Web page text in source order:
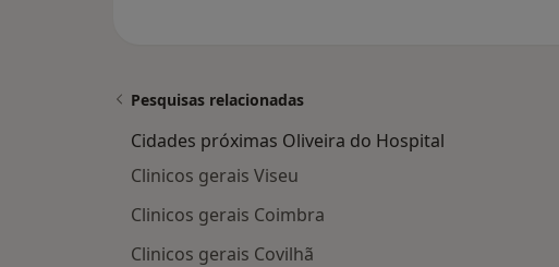
Pesquisas relacionadas
Cidades próximas Oliveira do Hospital
Clinicos gerais Viseu
Clinicos gerais Coimbra
Clinicos gerais Covilhã